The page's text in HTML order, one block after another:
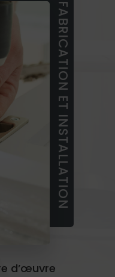
FABRICATION ET INSTALLATION
d’œuvre